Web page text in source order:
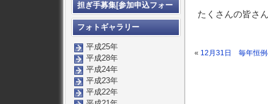
たくさんの皆さ
« 12月31日 毎年恒例
担ぎ手募集[参加申込フォー
ム]
フォトギャラリー
平成25年
平成28年
平成24年
平成23年
平成22年